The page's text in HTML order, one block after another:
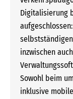
Digitalisierung
inzwischen
Sowohl beim
inklusive